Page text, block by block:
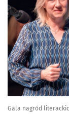
Gala nagród